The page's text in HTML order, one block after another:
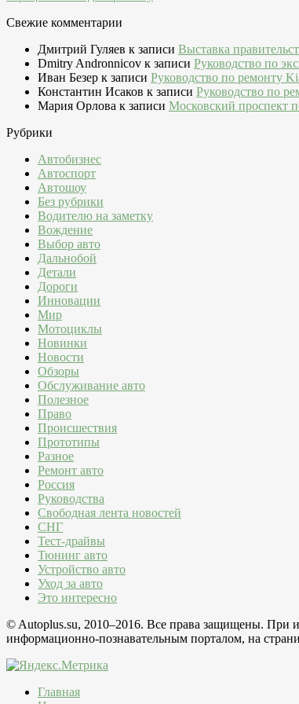
Свежие комментарии
Дмитрий Гуляев к записи Выставка
Dmitry Andronnicov к записи Руководство по
Иван Безер к записи Руководство по ремонту
Константин Исаков к записи Руководство по
Мария Орлова к записи Московский проспект
Рубрики
Автобизнес
Автоспорт
Автошоу
Без рубрики
Водителю на заметку
Вождение
Выбор авто
Дальнобой
Детали
Дороги
Инновации
Мир
Мотоциклы
Новинки
Новости
Обзоры
Обслуживание авто
Полезное
Право
Происшествия
Прототипы
Разное
Ремонт авто
Россия
Руководства
Свободная лента новостей
СНГ
Тест-драйвы
Тюнинг авто
Устройство авто
Уход за авто
Это интересно
© Autoplus.su, 2010–2016. Все права защищены. При
информационно-познавательным порталом, на
Главная